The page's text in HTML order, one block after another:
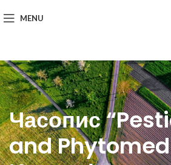
MENU
Часопис
and